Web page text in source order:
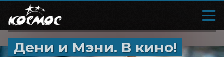
Дени и Мэни. В кино!